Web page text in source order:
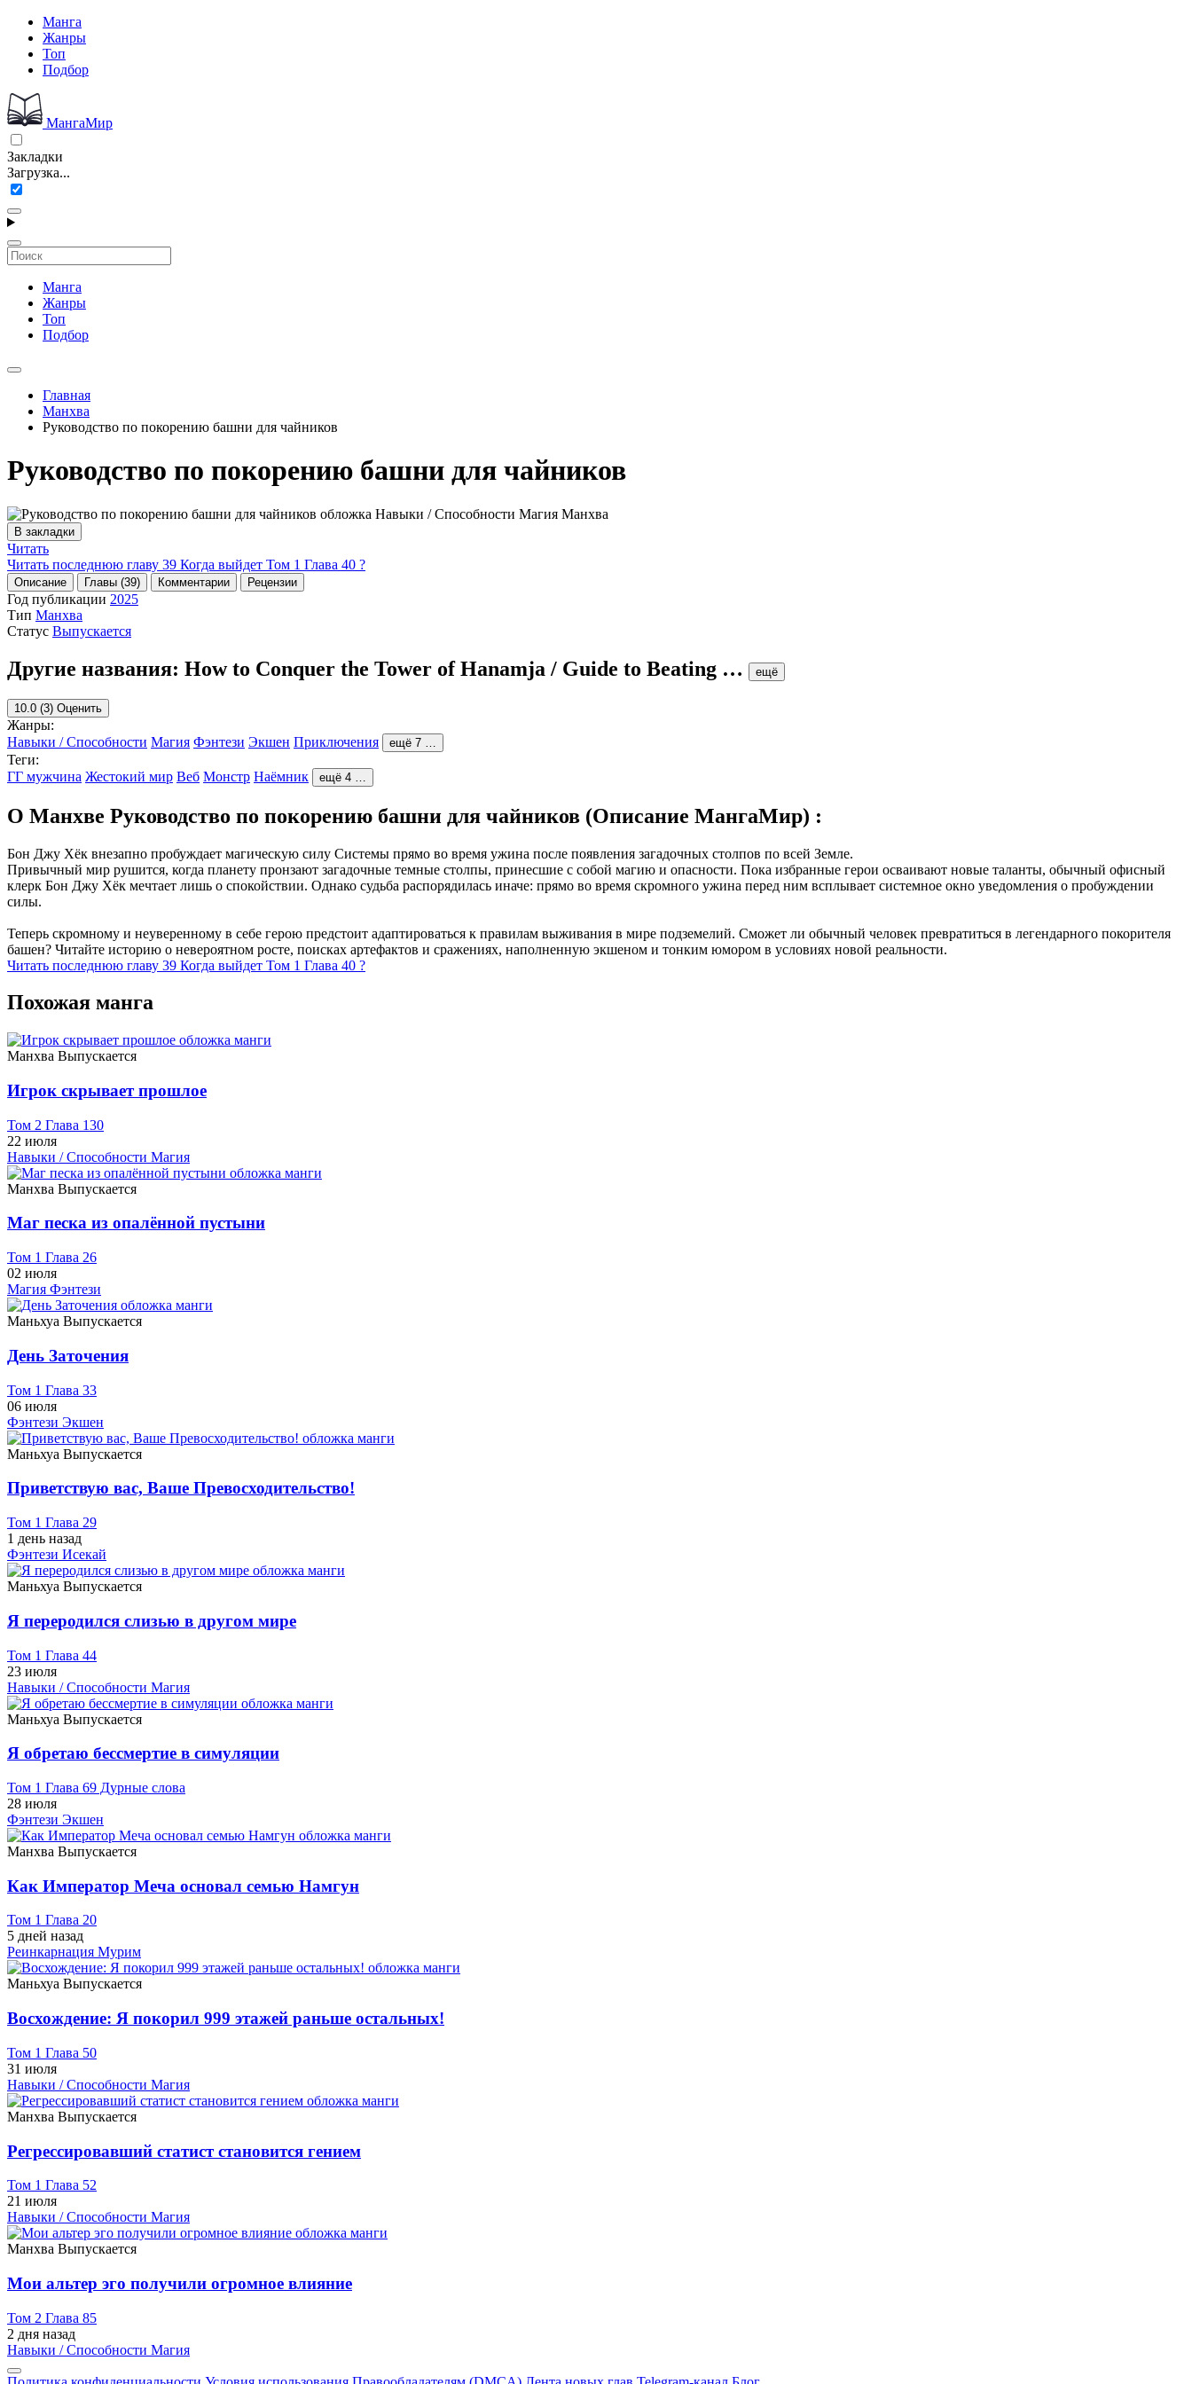
Манга
Жанры
Топ
Подбор
МангаМир
Закладки
Загрузка...
Манга
Жанры
Топ
Подбор
Главная
Манхва
Руководство по покорению башни для чайников
Руководство по покорению башни для чайников
В закладки
Читать
Читать последнюю главу 39 Когда выйдет Том 1 Глава 40 ?
Описание Главы (39) Комментарии Рецензии
Год публикации 2025
Тип Манхва
Статус Выпускается
Другие названия: How to Conquer the Tower of Hanamja / Guide to Beating … ещё
10.0 (3) Оценить
Жанры:
Навыки / Способности Магия Фэнтези Экшен Приключения ещё 7 …
Теги:
ГГ мужчина Жестокий мир Веб Монстр Наёмник ещё 4 …
О Манхве Руководство по покорению башни для чайников (Описание МангаМир) :
Бон Джу Хёк внезапно пробуждает магическую силу Системы прямо во время ужина после появления загадочных столпов по всей Земле.
Привычный мир рушится, когда планету пронзают загадочные темные столпы, принесшие с собой магию и опасности. Пока избранные герои осваивают новые таланты, обычный офисный
клерк Бон Джу Хёк мечтает лишь о спокойствии. Однако судьба распорядилась иначе: прямо во время скромного ужина перед ним всплывает системное окно уведомления о пробуждении
силы.
Теперь скромному и неуверенному в себе герою предстоит адаптироваться к правилам выживания в мире подземелий. Сможет ли обычный человек превратиться в легендарного покорителя
башен? Читайте историю о невероятном росте, поисках артефактов и сражениях, наполненную экшеном и тонким юмором в условиях новой реальности.
Читать последнюю главу 39 Когда выйдет Том 1 Глава 40 ?
Похожая манга
Манхва Выпускается
Игрок скрывает прошлое
Том 2 Глава 130
22 июля
Навыки / Способности Магия
Манхва Выпускается
Маг песка из опалённой пустыни
Том 1 Глава 26
02 июля
Магия Фэнтези
Маньхуа Выпускается
День Заточения
Том 1 Глава 33
06 июля
Фэнтези Экшен
Маньхуа Выпускается
Приветствую вас, Ваше Превосходительство!
Том 1 Глава 29
1 день назад
Фэнтези Исекай
Маньхуа Выпускается
Я переродился слизью в другом мире
Том 1 Глава 44
23 июля
Навыки / Способности Магия
Маньхуа Выпускается
Я обретаю бессмертие в симуляции
Том 1 Глава 69 Дурные слова
28 июля
Фэнтези Экшен
Манхва Выпускается
Как Император Меча основал семью Намгун
Том 1 Глава 20
5 дней назад
Реинкарнация Мурим
Маньхуа Выпускается
Восхождение: Я покорил 999 этажей раньше остальных!
Том 1 Глава 50
31 июля
Навыки / Способности Магия
Манхва Выпускается
Регрессировавший статист становится гением
Том 1 Глава 52
21 июля
Навыки / Способности Магия
Манхва Выпускается
Мои альтер эго получили огромное влияние
Том 2 Глава 85
2 дня назад
Навыки / Способности Магия